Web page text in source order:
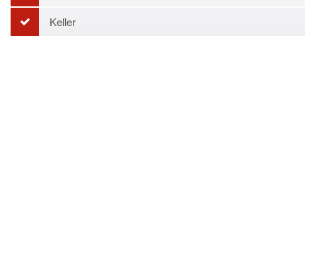
Keller